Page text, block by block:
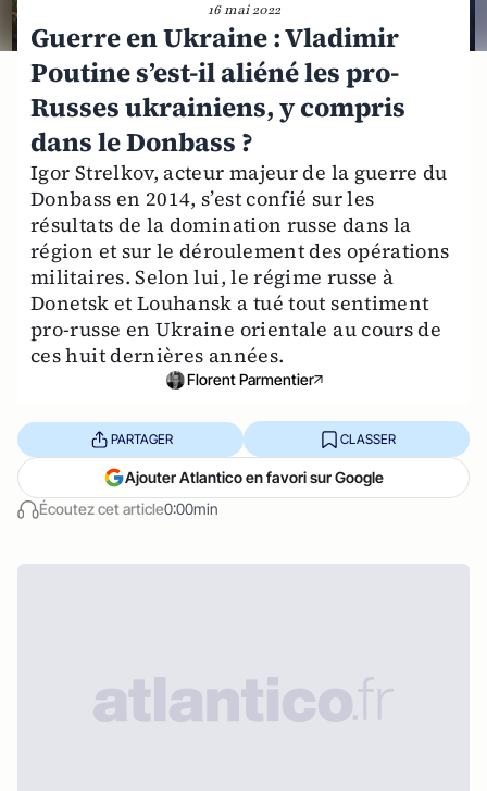
16 mai 2022
Guerre en Ukraine : Vladimir
Poutine s’est-il aliéné les pro-
Russes ukrainiens, y compris
dans le Donbass ?
Igor Strelkov, acteur majeur de la guerre du
Donbass en 2014, s’est confié sur les
résultats de la domination russe dans la
région et sur le déroulement des opérations
militaires. Selon lui, le régime russe à
Donetsk et Louhansk a tué tout sentiment
pro-russe en Ukraine orientale au cours de
ces huit dernières années.
Florent Parmentier
Écoutez cet article0:00min
PARTAGER CLASSER
Ajouter Atlantico en favori sur Google